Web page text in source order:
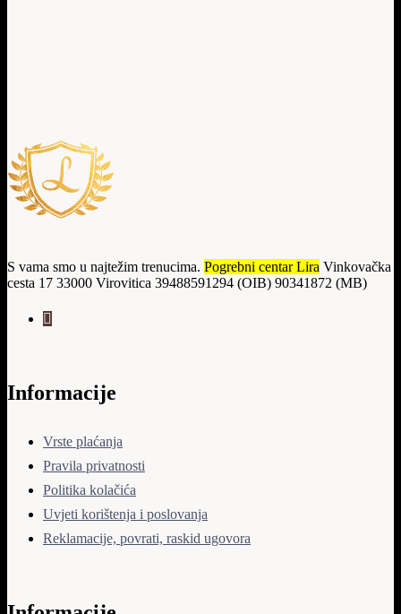
S vama smo u najtežim trenucima. Pogrebni centar Lira Vinkovačka
cesta 17 33000 Virovitica 39488591294 (OIB) 90341872 (MB)
Informacije
Vrste plaćanja
Pravila privatnosti
Politika kolačića
Uvjeti korištenja i poslovanja
Reklamacije, povrati, raskid ugovora